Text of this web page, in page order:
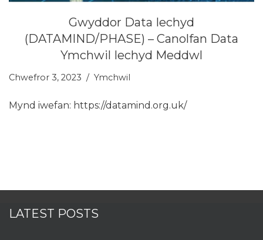
Gwyddor Data Iechyd
(DATAMIND/PHASE) – Canolfan Data
Ymchwil Iechyd Meddwl
Chwefror 3, 2023 Ymchwil
Mynd iwefan: https://datamind.org.uk/
LATEST POSTS